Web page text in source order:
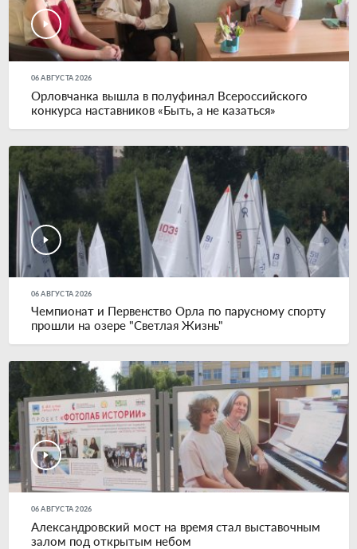
06 АВГУСТА 2026
Орловчанка вышла в полуфинал Всероссийского
конкурса наставников «Быть, а не казаться»
06 АВГУСТА 2026
Чемпионат и Первенство Орла по парусному спорту
прошли на озере "Светлая Жизнь"
06 АВГУСТА 2026
Александровский мост на время стал выставочным
залом под открытым небом